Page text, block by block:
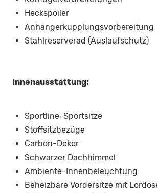
Heckspoiler
Anhängerkupplungsvorbereitung
Stahlreserverad (Auslaufschutz)
Innenausstattung:
Sportline-Sportsitze
Stoffsitzbezüge
Carbon-Dekor
Schwarzer Dachhimmel
Ambiente-Innenbeleuchtung
Beheizbare Vordersitze mit